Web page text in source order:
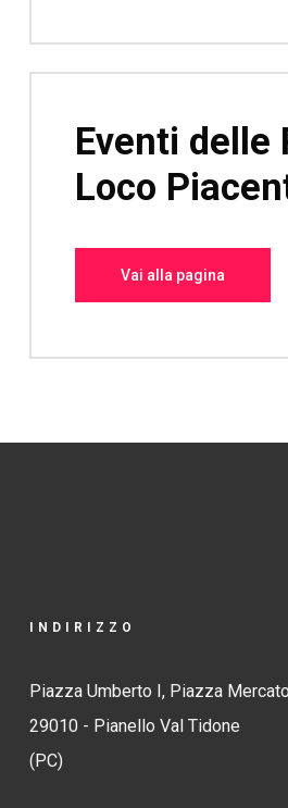
Eventi delle
Loco
Vai alla pagina
INDIRIZZO
Piazza Umberto I, Piazza Mercato
29010 - Pianello Val Tidone
(PC)